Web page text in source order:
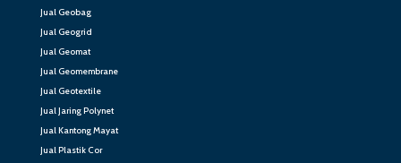
Jual Geobag
Jual Geogrid
Jual Geomat
Jual Geomembrane
Jual Geotextile
Jual Jaring Polynet
Jual Kantong Mayat
Jual Plastik Cor